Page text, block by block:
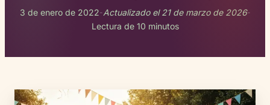
3 de enero de 2022-Actualizado el 21 de marzo de 2026-
Lectura de 10 minutos